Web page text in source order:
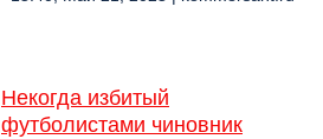
Некогда избитый
футболистами чиновник